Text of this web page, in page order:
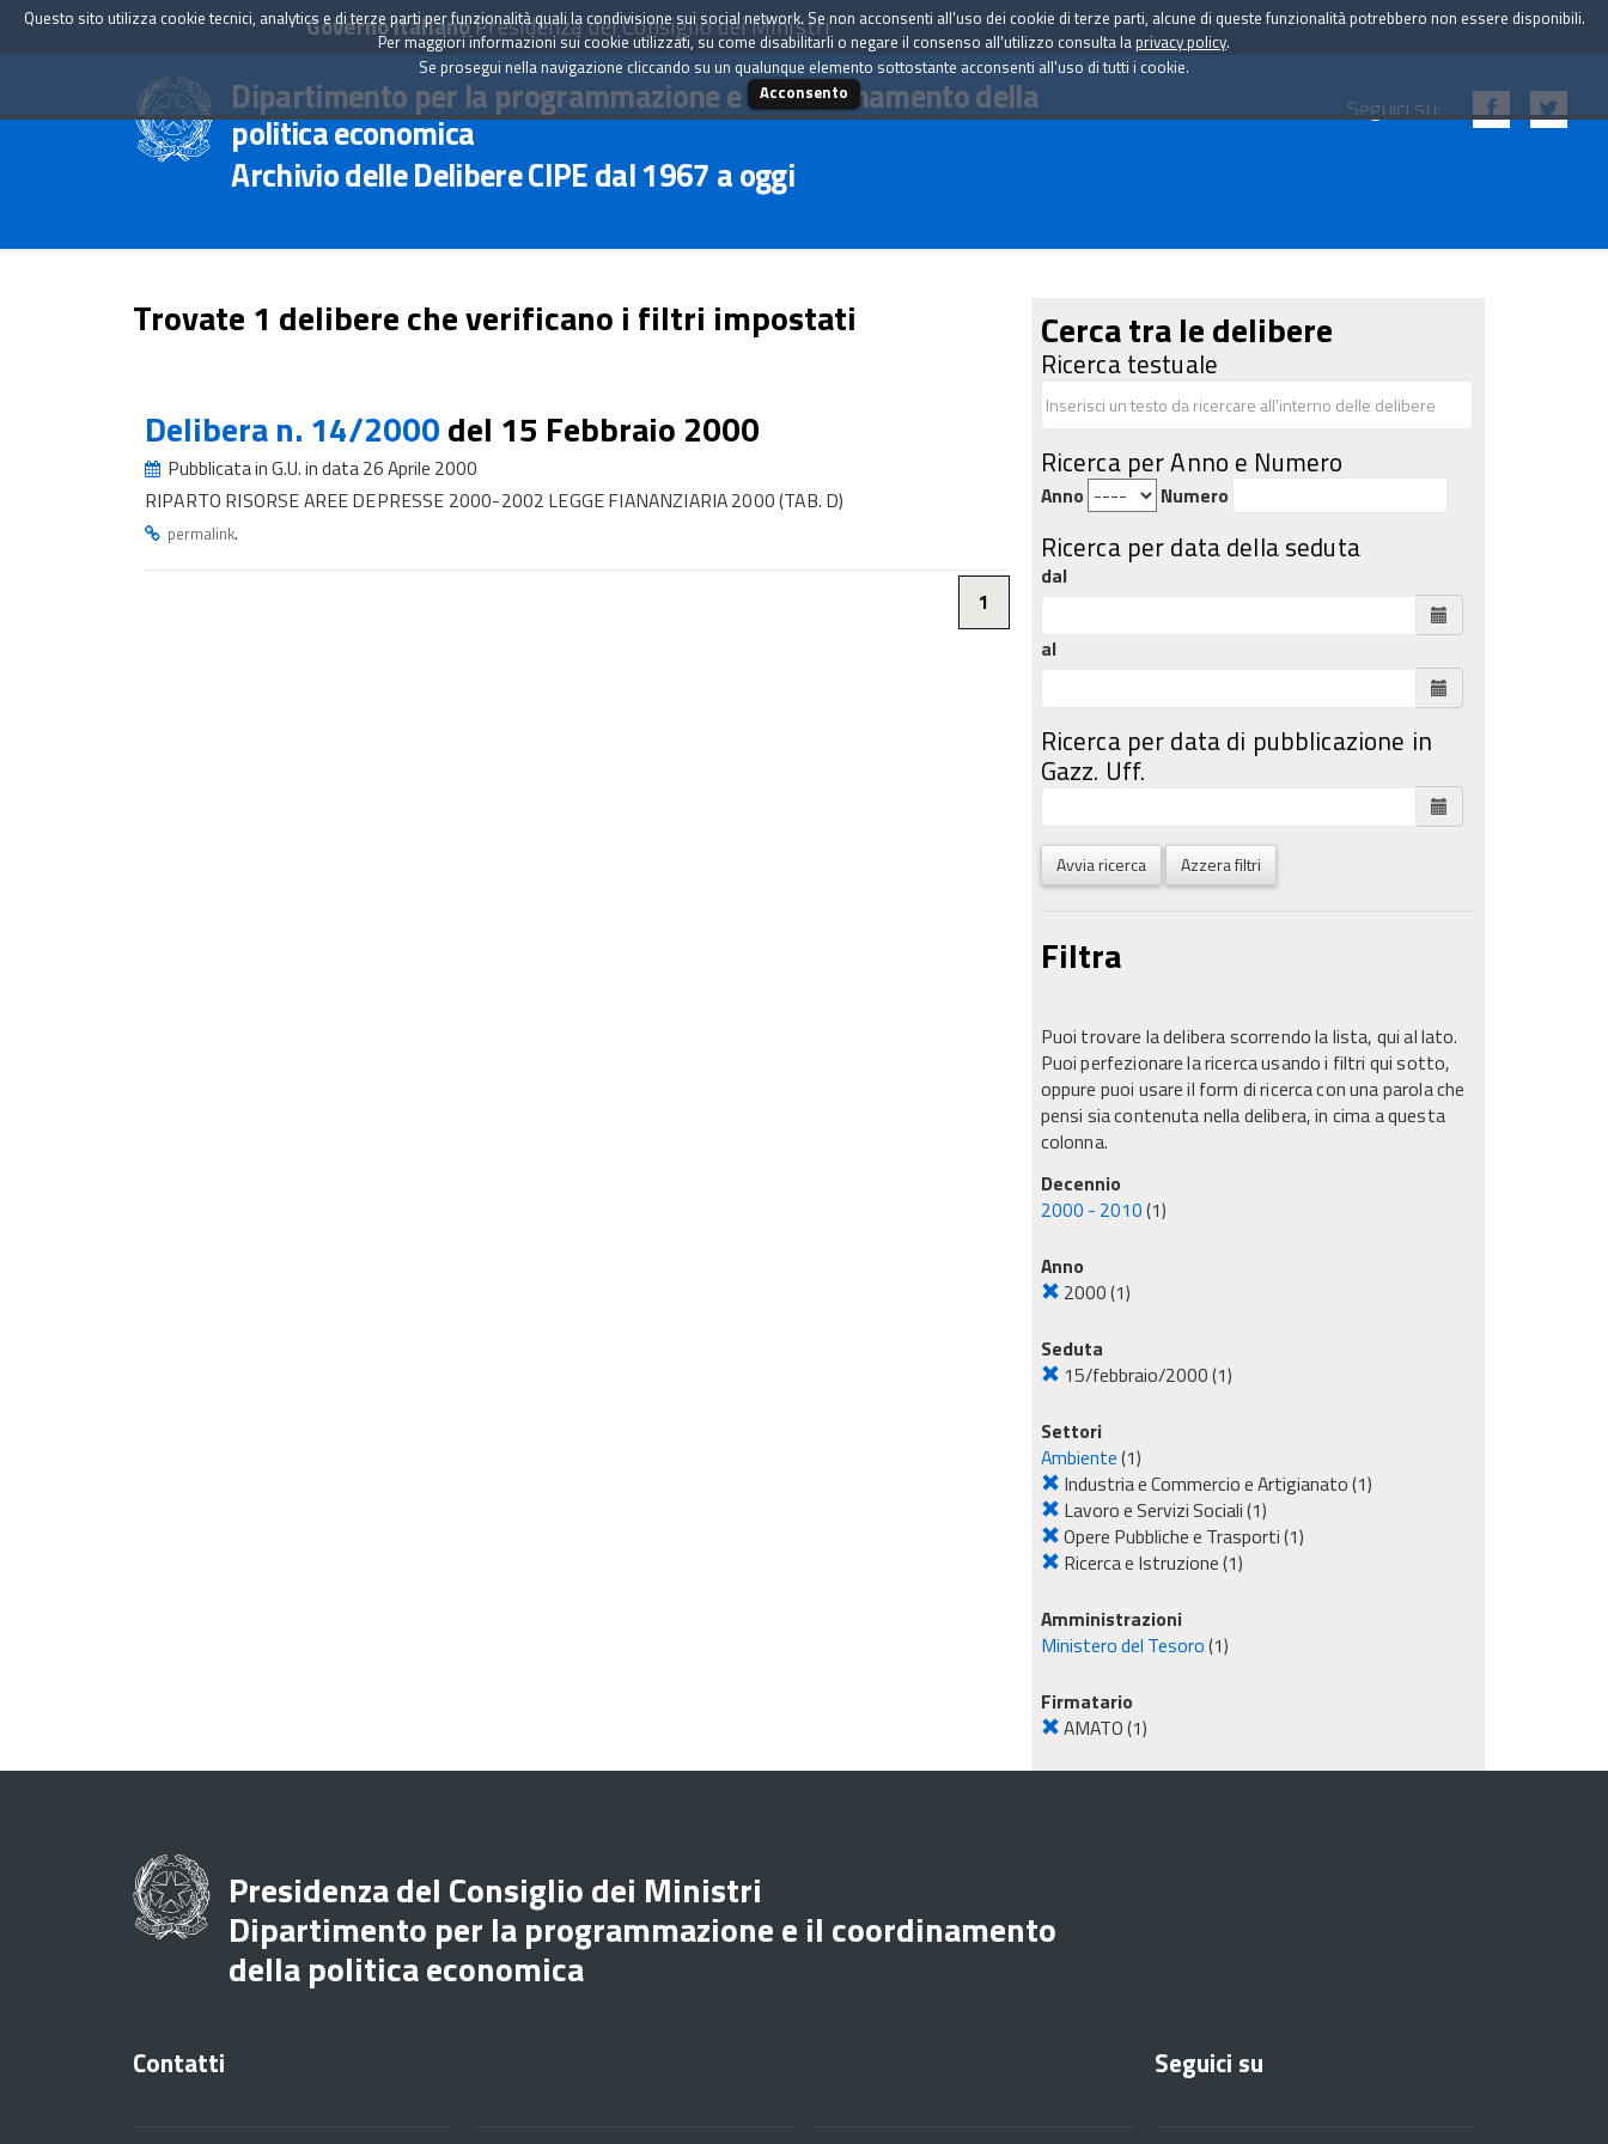
Governo ItalianoPresidenza del Consiglio dei Ministri
Dipartimento per la programmazione e il coordinamento della
politica economica
Archivio delle Delibere CIPE dal 1967 a oggi
Seguici su:
Trovate 1 delibere che verificano i filtri impostati
Delibera n. 14/2000del 15 Febbraio 2000
Pubblicata in G.U. in data 26 Aprile 2000
RIPARTO RISORSE AREE DEPRESSE 2000-2002 LEGGE FIANANZIARIA 2000 (TAB. D)
permalink.
1
Cerca tra le delibere
Ricerca testuale
Ricerca per Anno e Numero
Anno Numero
Ricerca per data della seduta
dal
al
Ricerca per data di pubblicazione in
Gazz. Uff.
Avvia ricerca Azzera filtri
Filtra
Puoi trovare la delibera scorrendo la lista, qui al lato.
Puoi perfezionare la ricerca usando i filtri qui sotto,
oppure puoi usare il form di ricerca con una parola che
pensi sia contenuta nella delibera, in cima a questa
colonna.
Decennio
2000 - 2010(1)
Anno
2000(1)
Seduta
15/febbraio/2000(1)
Settori
Ambiente(1)
Industria e Commercio e Artigianato(1)
Lavoro e Servizi Sociali(1)
Opere Pubbliche e Trasporti(1)
Ricerca e Istruzione(1)
Amministrazioni
Ministero del Tesoro(1)
Firmatario
AMATO(1)
Questo sito utilizza cookie tecnici, analytics e di terze parti per funzionalità quali la condivisione sui social network. Se non acconsenti all'uso dei cookie di terze parti, alcune di queste funzionalità potrebbero non essere disponibili.
Per maggiori informazioni sui cookie utilizzati, su come disabilitarli o negare il consenso all'utilizzo consulta la privacy policy.
Se prosegui nella navigazione cliccando su un qualunque elemento sottostante acconsenti all'uso di tutti i cookie.
Acconsento
Presidenza del Consiglio dei Ministri
Dipartimento per la programmazione e il coordinamento
della politica economica
Contatti Seguici su